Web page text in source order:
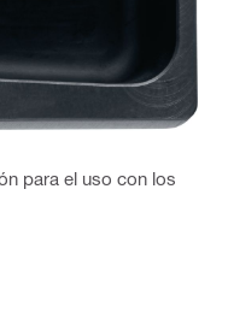
para el uso con los